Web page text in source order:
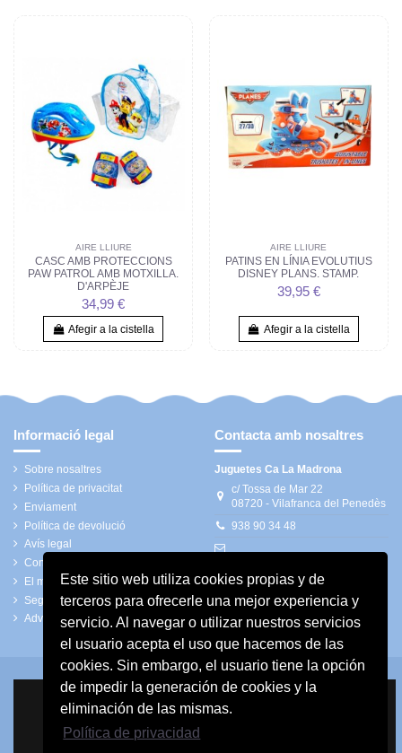
Este sitio web utiliza cookies propias y de
terceros para ofrecerle una mejor experiencia y
servicio. Al navegar o utilizar nuestros servicios
el usuario acepta el uso que hacemos de las
cookies. Sin embargo, el usuario tiene la opción
de impedir la generación de cookies y la
eliminación de las mismas.
Política de privacidad
AIRE LLIURE
CASC AMB PROTECCIONS
PAW PATROL AMB MOTXILLA.
D'ARPÈJE
34,99 €
Afegir a la cistella
AIRE LLIURE
PATINS EN LÍNIA EVOLUTIUS
DISNEY PLANS. STAMP.
39,95 €
Afegir a la cistella
Informació legal
Sobre nosaltres
Política de privacitat
Enviament
Política de devolució
Avís legal
Condicions generals
El meu compte
Seguiment del convidat
Advertiments de seguretat
Contacta amb nosaltres
Juguetes Ca La Madrona
c/ Tossa de Mar 22
08720 - Vilafranca del Penedès
938 90 34 48